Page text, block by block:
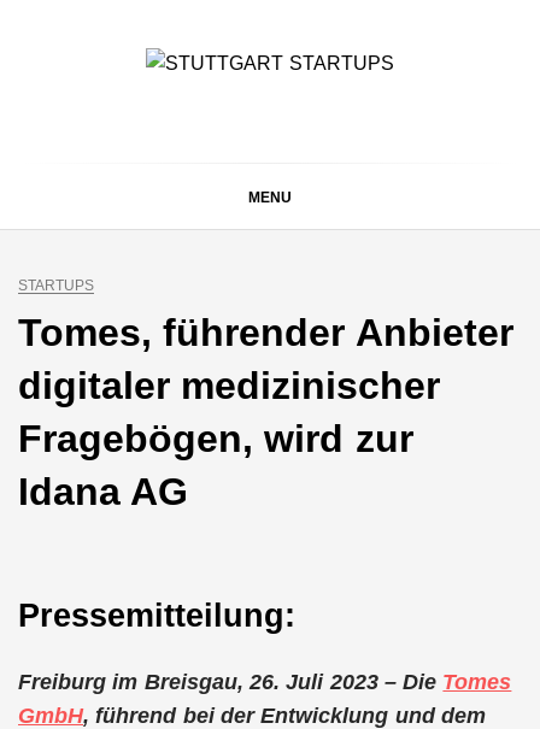
MENU
STARTUPS
Tomes, führender Anbieter
digitaler medizinischer
Fragebögen, wird zur
Idana AG
Pressemitteilung:
Freiburg im Breisgau, 26. Juli 2023 – Die Tomes
GmbH, führend bei der Entwicklung und dem